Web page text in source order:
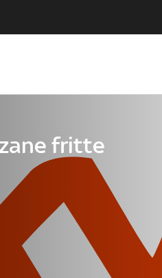
fritte